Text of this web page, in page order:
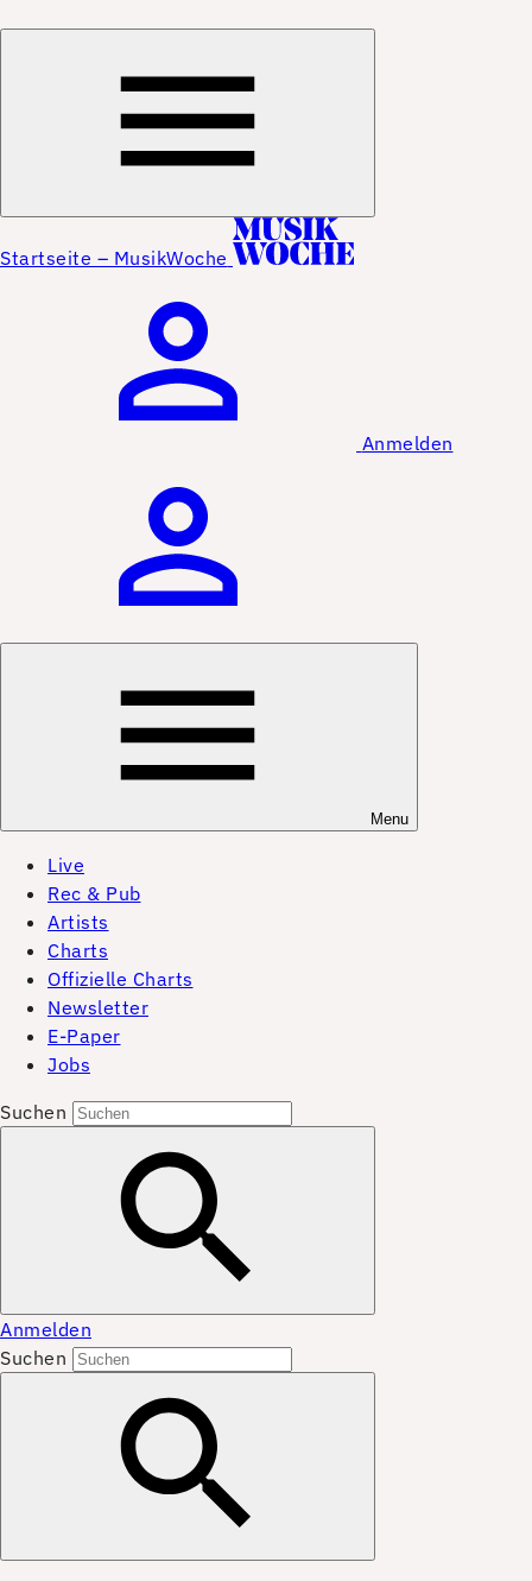
Startseite – MusikWoche
Anmelden
Menu
Live
Rec & Pub
Artists
Charts
Offizielle Charts
Newsletter
E-Paper
Jobs
Suchen
Anmelden
Suchen